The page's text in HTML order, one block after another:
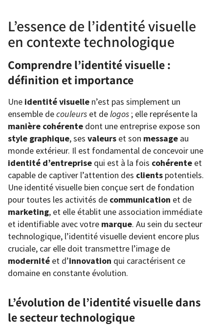
L’essence de l’identité visuelle
en contexte technologique
Comprendre l’identité visuelle :
définition et importance
Une identité visuelle n’est pas simplement un
ensemble decouleurs et delogos ; elle représente la
manière cohérente dont une entreprise expose son
style graphique, ses valeurs et son message au
monde extérieur. Il est fondamental de concevoir une
identité d’entreprise qui est à la fois cohérente et
capable de captiver l’attention des clients potentiels.
Une identité visuelle bien conçue sert de fondation
pour toutes les activités de communication et de
marketing, et elle établit une association immédiate
et identifiable avec votre marque. Au sein du secteur
technologique, l’identité visuelle devient encore plus
cruciale, car elle doit transmettre l’image de
modernité et d’innovation qui caractérisent ce
domaine en constante évolution.
L’évolution de l’identité visuelle dans
le secteur technologique